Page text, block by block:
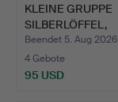
KLEINE GRUPPE
SILBERLÖFFEL,
SERVIETTENRING.
Beendet 5. Aug 2026
4 Gebote
95 USD